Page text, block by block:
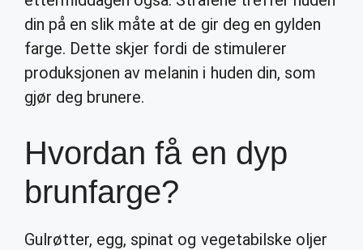
din på en slik måte at de gir deg en gylden
farge. Dette skjer fordi de stimulerer
produksjonen av melanin i huden din, som
gjør deg brunere.
Hvordan få en dyp
brunfarge?
Gulrøtter, egg, spinat og vegetabilske oljer